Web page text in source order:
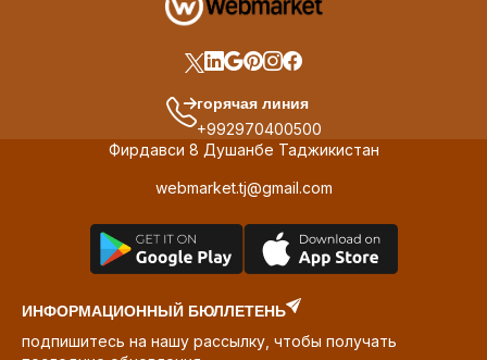
горячая линия
+992970400500
Фирдавси 8 Душанбе Таджикистан
webmarket.tj@gmail.com
ИНФОРМАЦИОННЫЙ БЮЛЛЕТЕНЬ
подпишитесь на нашу рассылку, чтобы получать